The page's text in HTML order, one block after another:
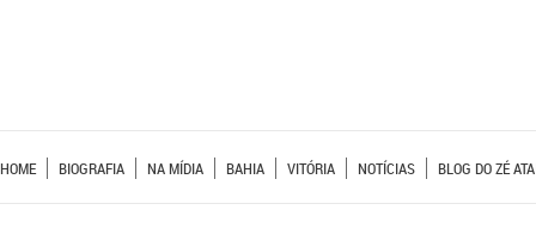
HOME BIOGRAFIA NA MÍDIA BAHIA VITÓRIA NOTÍCIAS BLOG DO ZÉ